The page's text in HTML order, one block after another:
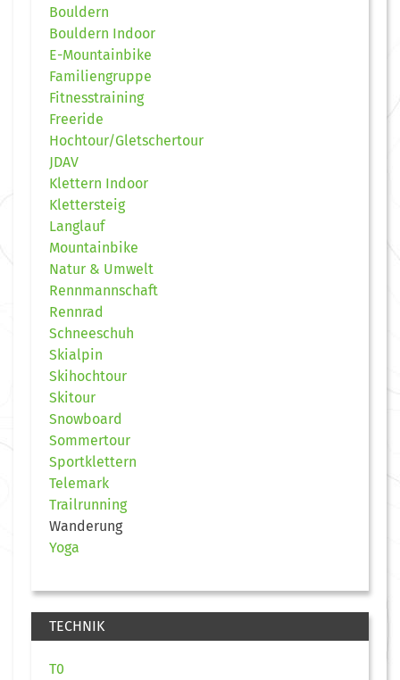
Bouldern
Bouldern Indoor
E-Mountainbike
Familiengruppe
Fitnesstraining
Freeride
Hochtour/Gletschertour
JDAV
Klettern Indoor
Klettersteig
Langlauf
Mountainbike
Natur & Umwelt
Rennmannschaft
Rennrad
Schneeschuh
Skialpin
Skihochtour
Skitour
Snowboard
Sommertour
Sportklettern
Telemark
Trailrunning
Wanderung
Yoga
TECHNIK
T0